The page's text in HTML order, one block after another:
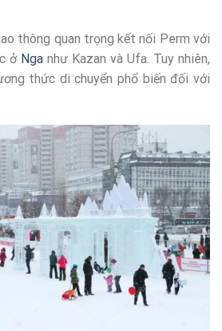
thông quan trọng kết nối Perm với
ở Nga như Kazan và Ufa. Tuy nhiên,
thức di chuyển phổ biến đối với